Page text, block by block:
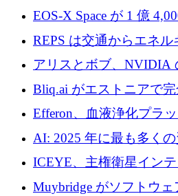
EOS-X Space が 1 億
Mistral が Emmi AI を買
での完全無人道路運営を
REPS は交通からエネ
を発電所に変えるために
アリスとボブ、NVIDIA
らの投資でシリーズ B
Bliq.ai がエストニアで
認を獲得
Efferon、血液浄化プラ
250万ユーロを確保
AI: 2025 年に最も多く
ICEYE、主権衛星イン
るために 3 億ユーロの
Muybridge がソフトウ